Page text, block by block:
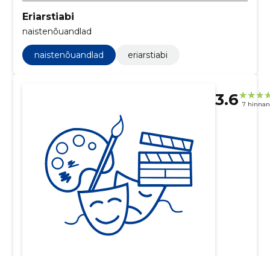
Eriarstiabi
naistenõuandlad
naistenõuandlad eriarstiabi
3.6 7